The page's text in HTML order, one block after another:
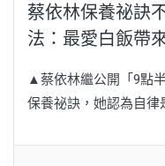
蔡依林保養祕訣
法：最愛白飯帶
▲蔡依林繼公開「9點
保養祕訣，她認為自律